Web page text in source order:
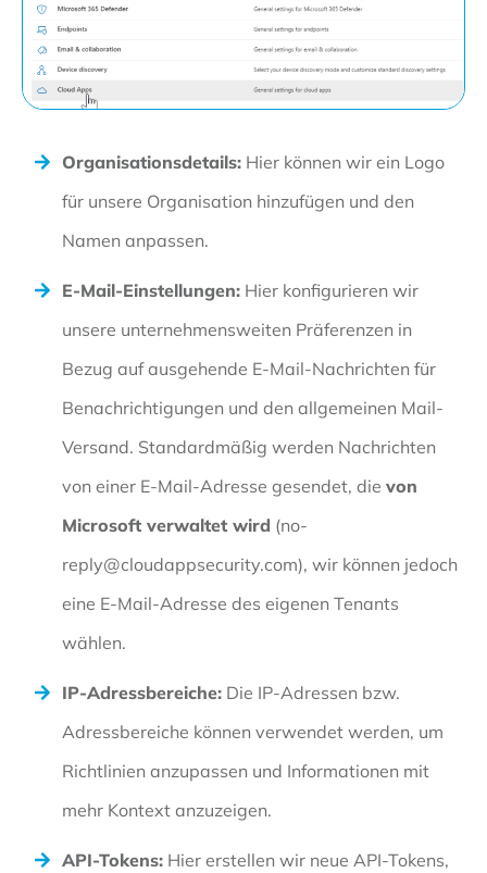
Organisationsdetails: Hier können wir ein Logo
für unsere Organisation hinzufügen und den
Namen anpassen.
E-Mail-Einstellungen: Hier konfigurieren wir
unsere unternehmensweiten Präferenzen in
Bezug auf ausgehende E-Mail-Nachrichten für
Benachrichtigungen und den allgemeinen Mail-
Versand. Standardmäßig werden Nachrichten
von einer E-Mail-Adresse gesendet, die von
Microsoft verwaltet wird (no-
reply@cloudappsecurity.com), wir können jedoch
eine E-Mail-Adresse des eigenen Tenants
wählen.
IP-Adressbereiche: Die IP-Adressen bzw.
Adressbereiche können verwendet werden, um
Richtlinien anzupassen und Informationen mit
mehr Kontext anzuzeigen.
API-Tokens: Hier erstellen wir neue API-Tokens,